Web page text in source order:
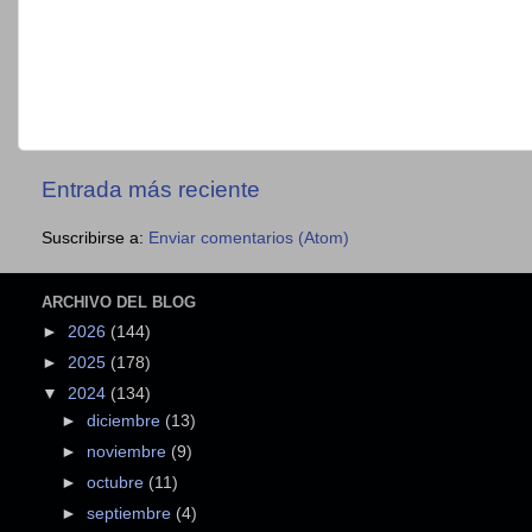
Entrada más reciente
Suscribirse a: Enviar comentarios (Atom)
ARCHIVO DEL BLOG
► 2026 (144)
► 2025 (178)
▼ 2024 (134)
►diciembre (13)
► noviembre (9)
►octubre (11)
►septiembre (4)